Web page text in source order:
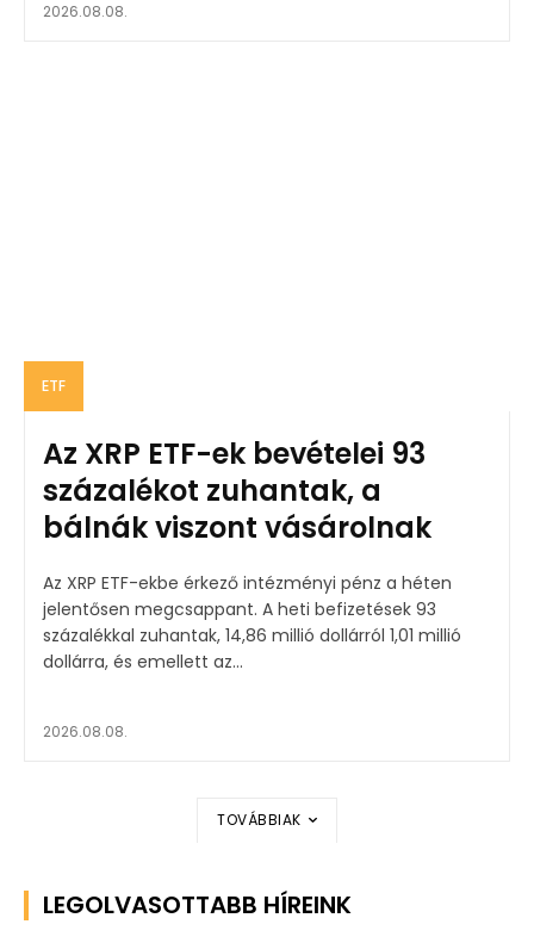
2026.08.08.
ETF
Az XRP ETF-ek bevételei 93
százalékot zuhantak, a
bálnák viszont vásárolnak
Az XRP ETF-ekbe érkező intézményi pénz a héten
jelentősen megcsappant. A heti befizetések 93
százalékkal zuhantak, 14,86 millió dollárról 1,01 millió
dollárra, és emellett az...
2026.08.08.
TOVÁBBIAK
LEGOLVASOTTABB HÍREINK